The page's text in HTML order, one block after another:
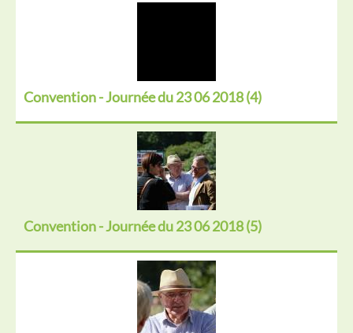
Convention - Journée du 23 06 2018 (4)
Convention - Journée du 23 06 2018 (5)